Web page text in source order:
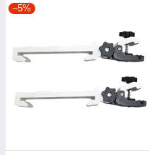
–5%